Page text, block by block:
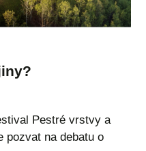
Pestré vrstvy a
pozvat na debatu o